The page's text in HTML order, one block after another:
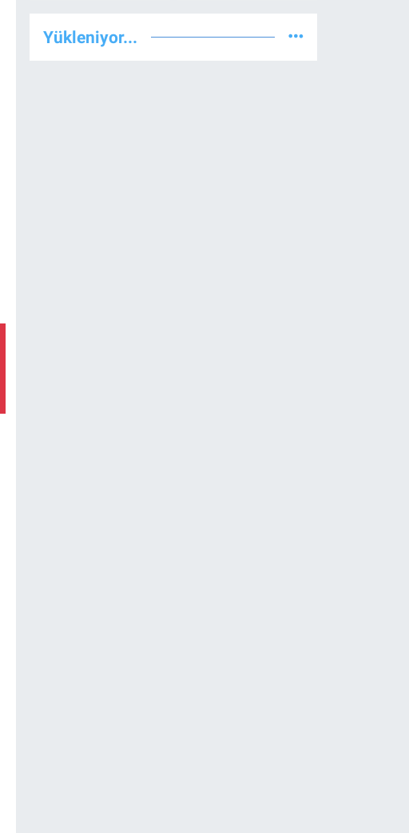
Yükleniyor...